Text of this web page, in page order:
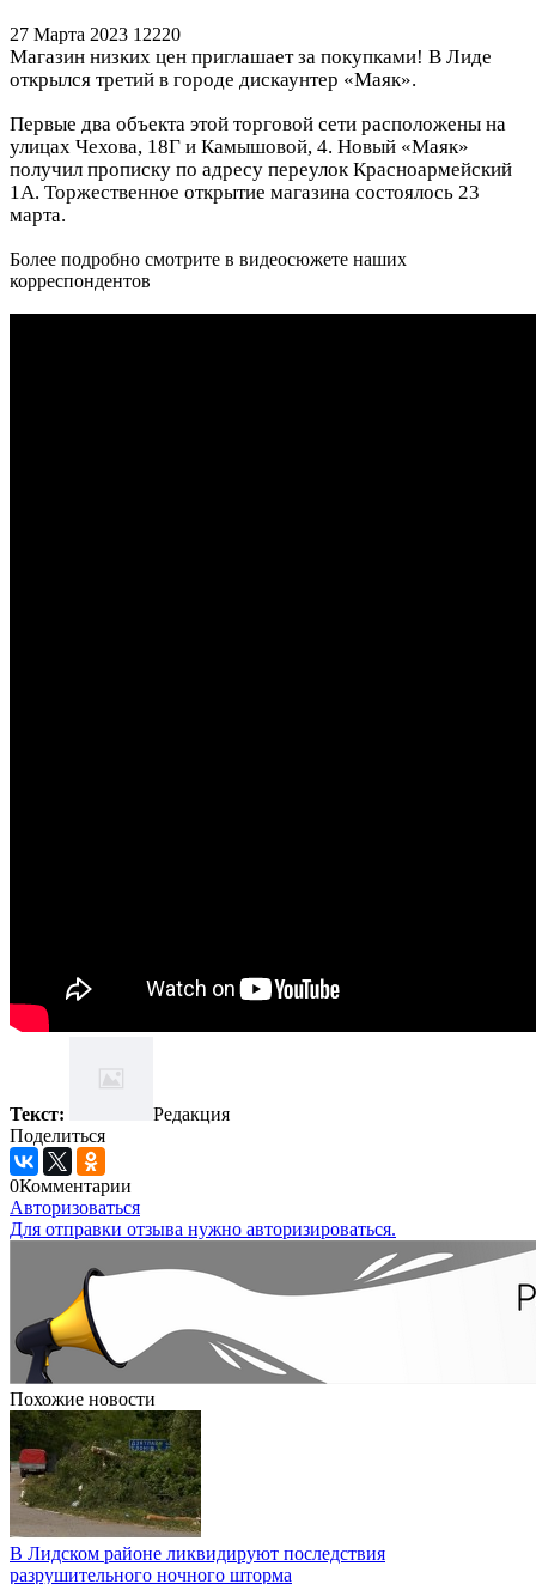
27 Марта 2023 12220
Магазин низких цен приглашает за покупками! В Лиде
открылся третий в городе дискаунтер «Маяк».
Первые два объекта этой торговой сети расположены на
улицах Чехова, 18Г и Камышовой, 4. Новый «Маяк»
получил прописку по адресу переулок Красноармейский
1А. Торжественное открытие магазина состоялось 23
марта.
Более подробно смотрите в видеосюжете наших
корреспондентов
Текст:
Редакция
Поделиться
0Комментарии
Авторизоваться
Для отправки отзыва нужно авторизироваться.
Похожие новости
В Лидском районе ликвидируют последствия
разрушительного ночного шторма